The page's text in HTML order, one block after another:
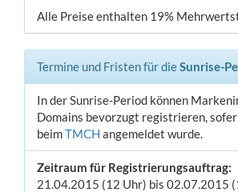
Alle Preise enthalten 19%
Termine und Fristen für dieSunrise-
In der Sunrise-Period können
Domains bevorzugt registrieren,
beimTMCH angemeldet wurde.
Zeitraum für Registrierungsauftrag:
21.04.2015 (12 Uhr) bis 02.07.2015